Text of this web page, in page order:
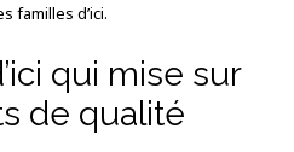
familles d’ici.
qui mise sur
de qualité